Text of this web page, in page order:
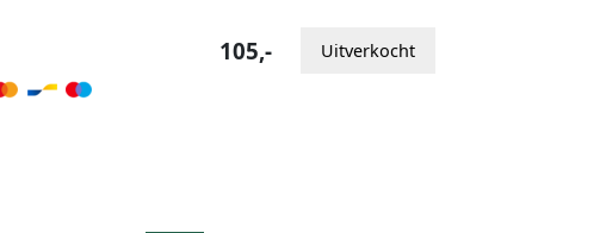
105,- Uitverkocht